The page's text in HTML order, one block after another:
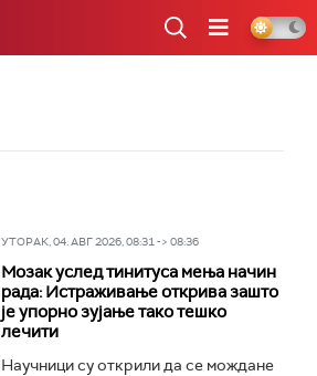
УТОРАК, 04. АВГ 2026, 08:31 -> 08:36
Мозак услед тинитуса мења начин
рада: Истраживање открива зашто
је упорно зујање тако тешко
лечити
Научници су открили да се мождане